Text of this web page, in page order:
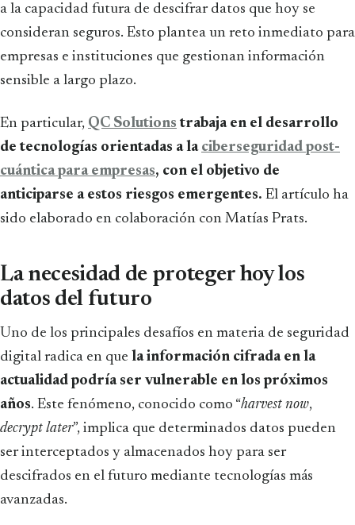
a la capacidad futura de descifrar datos que hoy se
consideran seguros. Esto plantea un reto inmediato para
empresas e instituciones que gestionan información
sensible a largo plazo.
En particular, QC Solutions trabaja en el desarrollo
de tecnologías orientadas a la ciberseguridad post-
cuántica para empresas, con el objetivo de
anticiparse a estos riesgos emergentes. El artículo ha
sido elaborado en colaboración con Matías Prats.
La necesidad de proteger hoy los
datos del futuro
Uno de los principales desafíos en materia de seguridad
digital radica en que la información cifrada en la
actualidad podría ser vulnerable en los próximos
años. Este fenómeno, conocido como “harvest now,
decrypt later”, implica que determinados datos pueden
ser interceptados y almacenados hoy para ser
descifrados en el futuro mediante tecnologías más
avanzadas.